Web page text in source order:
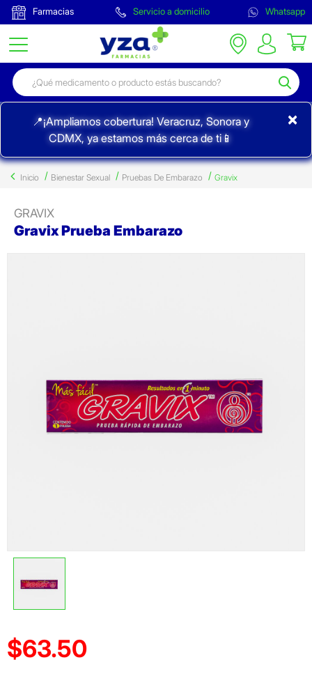
Farmacias Servicio a domicilio Whatsapp
📍¡Ampliamos cobertura! Veracruz, Sonora y
CDMX, ya estamos más cerca de ti📱
×
Inicio Bienestar Sexual Pruebas De Embarazo Gravix
GRAVIX
Gravix Prueba Embarazo
Precio reducido de
$63.50